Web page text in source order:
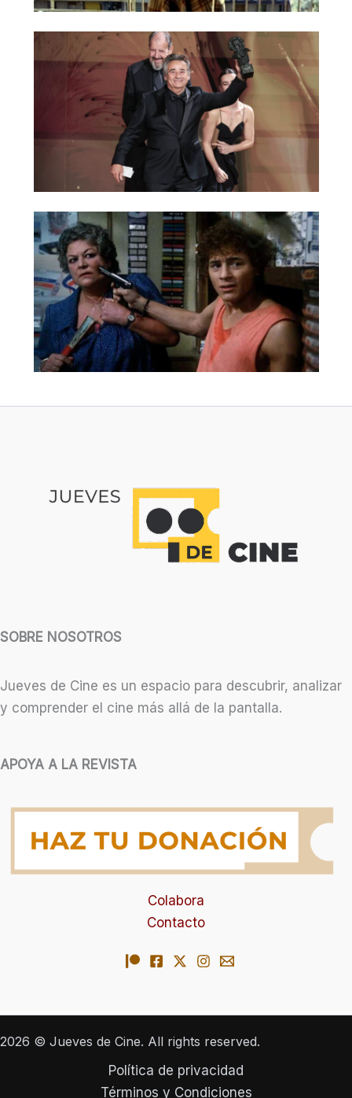
SOBRE NOSOTROS
Jueves de Cine es un espacio para descubrir, analizar
y comprender el cine más allá de la pantalla.
APOYA A LA REVISTA
Colabora
Contacto
2026 © Jueves de Cine. All rights reserved.
Política de privacidad
Términos y Condiciones